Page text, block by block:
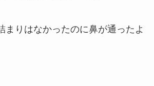
まりはなかったのに鼻が通ったよ